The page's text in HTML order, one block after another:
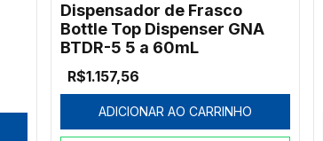
Dispensador de Frasco
Bottle Top Dispenser GNA
BTDR-5 5 a 60mL
R$1.157,56
ADICIONAR AO CARRINHO